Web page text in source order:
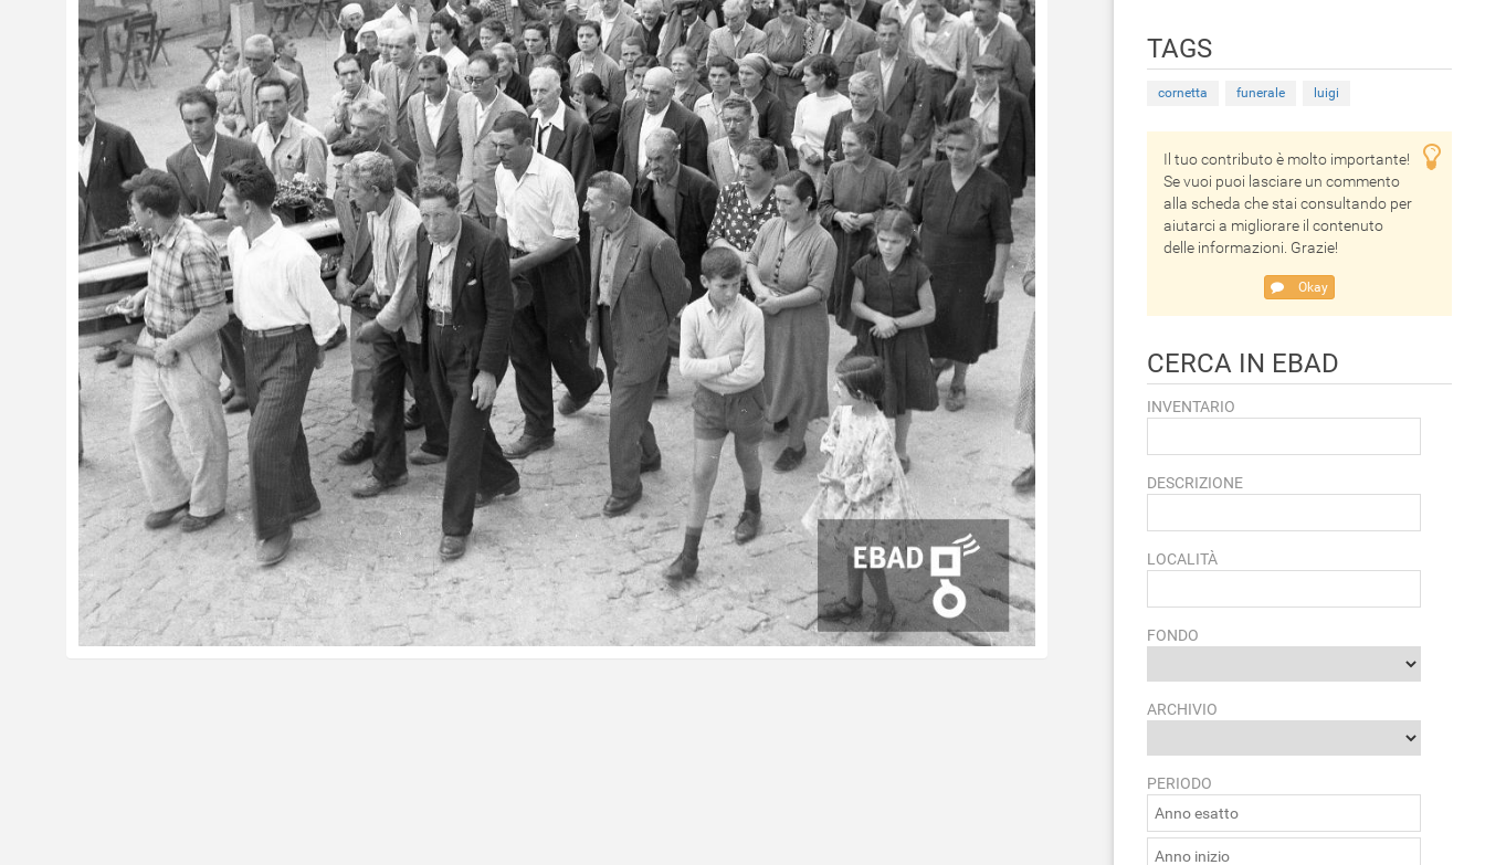
TAGS
cornetta funerale luigi
Il tuo contributo è molto importante!
Se vuoi puoi lasciare un commento
alla scheda che stai consultando per
aiutarci a migliorare il contenuto
delle informazioni. Grazie!
Okay
CERCA IN EBAD
INVENTARIO
DESCRIZIONE
LOCALITÀ
FONDO
ARCHIVIO
PERIODO